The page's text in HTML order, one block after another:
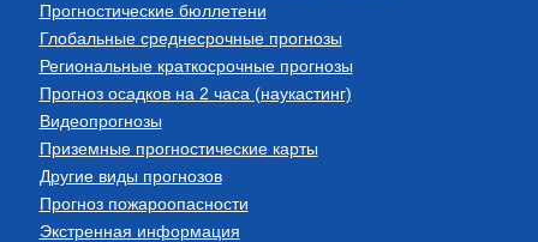
Прогностические бюллетени
Глобальные среднесрочные прогнозы
Региональные краткосрочные прогнозы
Прогноз осадков на 2 часа (наукастинг)
Видеопрогнозы
Приземные прогностические карты
Другие виды прогнозов
Прогноз пожароопасности
Экстренная информация